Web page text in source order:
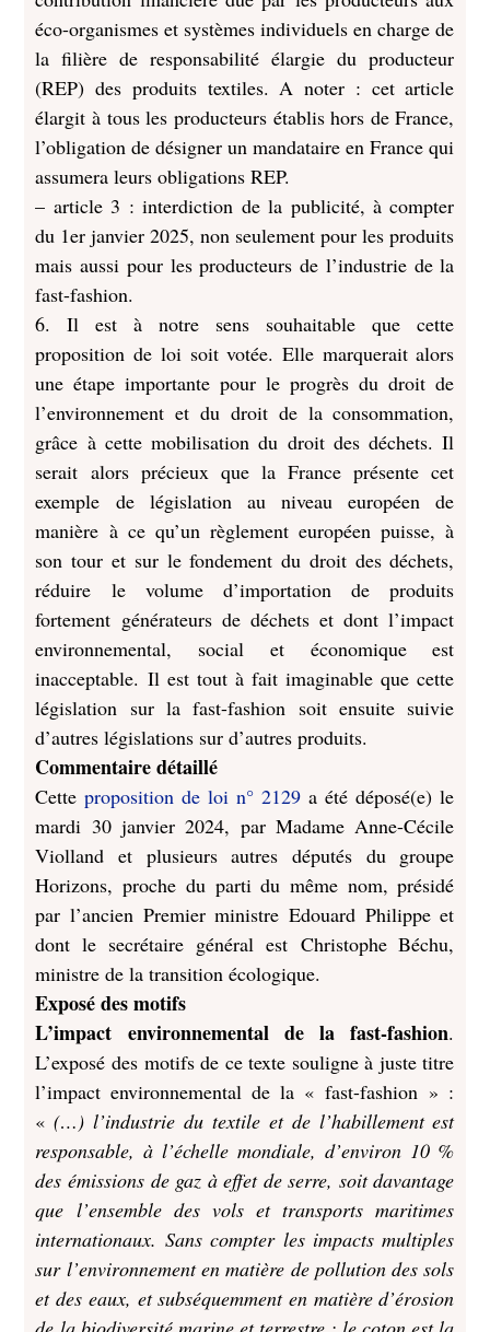
éco-organismes et systèmes individuels en charge de
la filière de responsabilité élargie du producteur
(REP) des produits textiles. A noter : cet article
élargit à tous les producteurs établis hors de France,
l’obligation de désigner un mandataire en France qui
assumera leurs obligations REP.
– article 3 : interdiction de la publicité, à compter
du 1er janvier 2025, non seulement pour les produits
mais aussi pour les producteurs de l’industrie de la
fast-fashion.
6. Il est à notre sens souhaitable que cette
proposition de loi soit votée. Elle marquerait alors
une étape importante pour le progrès du droit de
l’environnement et du droit de la consommation,
grâce à cette mobilisation du droit des déchets. Il
serait alors précieux que la France présente cet
exemple de législation au niveau européen de
manière à ce qu’un règlement européen puisse, à
son tour et sur le fondement du droit des déchets,
réduire le volume d’importation de produits
fortement générateurs de déchets et dont l’impact
environnemental, social et économique est
inacceptable. Il est tout à fait imaginable que cette
législation sur la fast-fashion soit ensuite suivie
d’autres législations sur d’autres produits.
Commentaire détaillé
Cetteproposition de loi n° 2129 a été déposé(e) le
mardi 30 janvier 2024, par Madame Anne-Cécile
Violland et plusieurs autres députés du groupe
Horizons, proche du parti du même nom, présidé
par l’ancien Premier ministre Edouard Philippe et
dont le secrétaire général est Christophe Béchu,
ministre de la transition écologique.
Exposé des motifs
L’impact environnemental de la fast-fashion.
L’exposé des motifs de ce texte souligne à juste titre
l’impact environnemental de la « fast-fashion » :
«(…) l’industrie du textile et de l’habillement est
responsable, à l’échelle mondiale, d’environ 10 %
des émissions de gaz à effet de serre, soit davantage
que l’ensemble des vols et transports maritimes
internationaux. Sans compter les impacts multiples
sur l’environnement en matière de pollution des sols
et des eaux, et subséquemment en matière d’érosion